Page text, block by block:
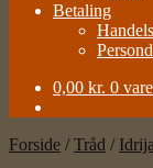
Betaling
0,00 kr. 0
Forside /Tråd / Idrija